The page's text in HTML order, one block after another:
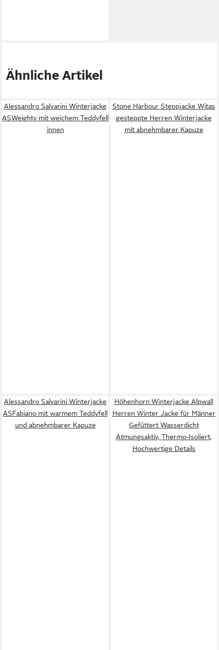
Ähnliche Artikel
Alessandro Salvarini Winterjacke
ASWeighty mit weichem Teddyfell
innen
Stone Harbour Steppjacke Witas
gesteppte Herren Winterjacke
mit abnehmbarer Kapuze
Alessandro Salvarini Winterjacke
ASFabiano mit warmem Teddyfell
und abnehmbarer Kapuze
Höhenhorn Winterjacke Alpwall
Herren Winter Jacke für Männer
Gefüttert Wasserdicht
Atmungsaktiv, Thermo-Isoliert,
Hochwertige Details